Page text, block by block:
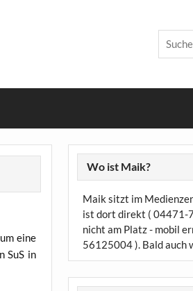
eine
SuS in
Wo ist Maik?
Maik sitzt im
ist dort direkt ( 04471-
nicht am Platz - mobil
56125004 ). Bald auch